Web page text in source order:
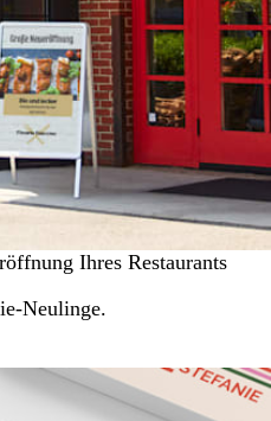
Ihres Restaurants
Neulinge.